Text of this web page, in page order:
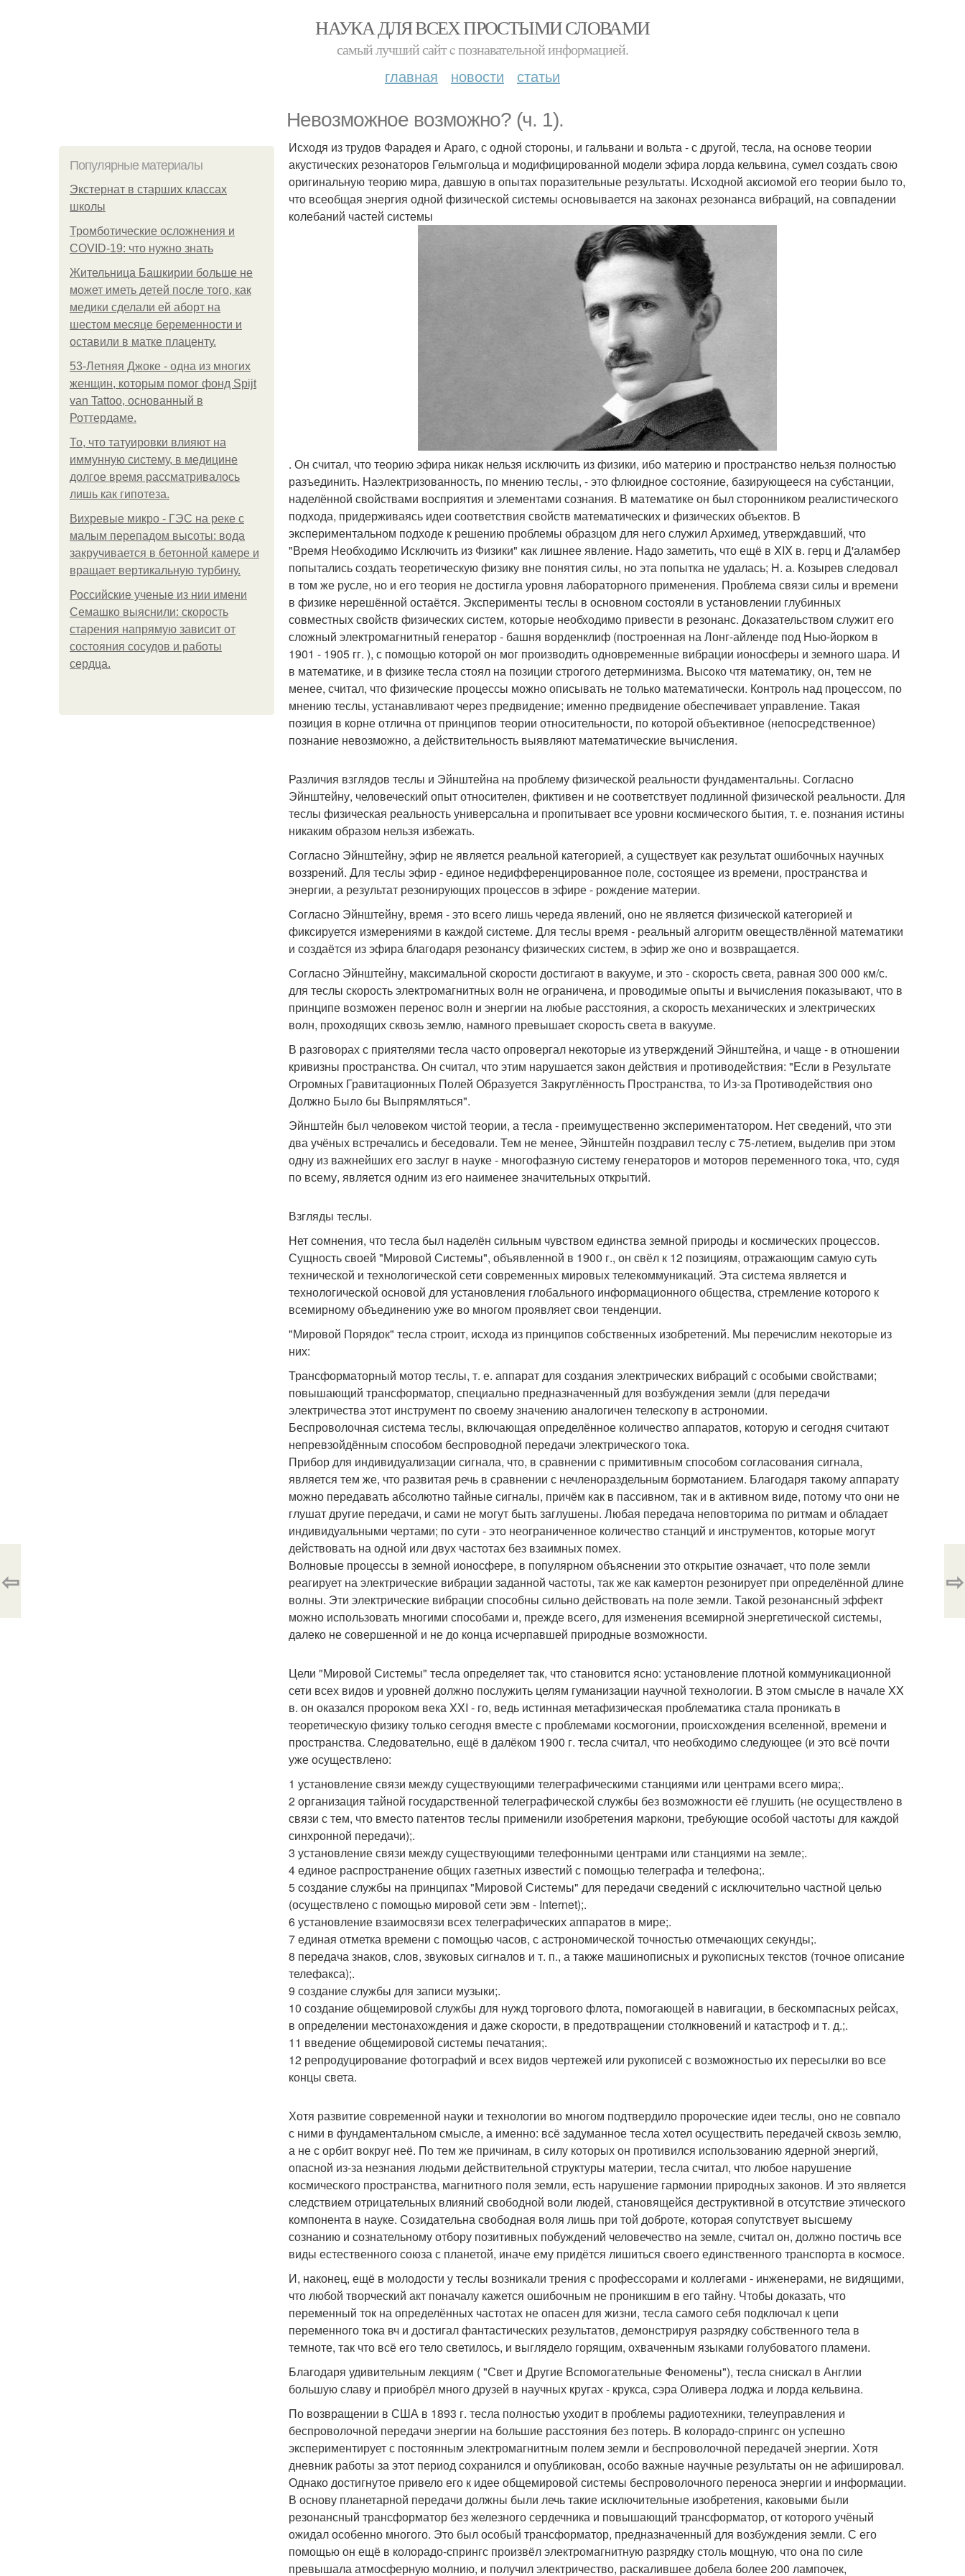
НАУКА ДЛЯ ВСЕХ ПРОСТЫМИ СЛОВАМИ
самый лучший сайт c познавательной информацией.
главная новости статьи
Невозможное возможно? (ч. 1).
Популярные материалы
Экстернат в старших классах
школы
Тромботические осложнения и
COVID-19: что нужно знать
Жительница Башкирии больше не
может иметь детей после того, как
медики сделали ей аборт на
шестом месяце беременности и
оставили в матке плаценту.
53-Летняя Джоке - одна из многих
женщин, которым помог фонд Spijt
van Tattoo, основанный в
Роттердаме.
То, что татуировки влияют на
иммунную систему, в медицине
долгое время рассматривалось
лишь как гипотеза.
Вихревые микро - ГЭС на реке с
малым перепадом высоты: вода
закручивается в бетонной камере и
вращает вертикальную турбину.
Российские ученые из нии имени
Семашко выяснили: скорость
старения напрямую зависит от
состояния сосудов и работы
сердца.
Исходя из трудов Фарадея и Араго, с одной стороны, и гальвани и вольта - с другой, тесла, на основе теории
акустических резонаторов Гельмгольца и модифицированной модели эфира лорда кельвина, сумел создать свою
оригинальную теорию мира, давшую в опытах поразительные результаты. Исходной аксиомой его теории было то,
что всеобщая энергия одной физической системы основывается на законах резонанса вибраций, на совпадении
колебаний частей системы
. Он считал, что теорию эфира никак нельзя исключить из физики, ибо материю и пространство нельзя полностью
разъединить. Наэлектризованность, по мнению теслы, - это флюидное состояние, базирующееся на субстанции,
наделённой свойствами восприятия и элементами сознания. В математике он был сторонником реалистического
подхода, придерживаясь идеи соответствия свойств математических и физических объектов. В
экспериментальном подходе к решению проблемы образцом для него служил Архимед, утверждавший, что
"Время Необходимо Исключить из Физики" как лишнее явление. Надо заметить, что ещё в XIX в. герц и Д'аламбер
попытались создать теоретическую физику вне понятия силы, но эта попытка не удалась; Н. а. Козырев следовал
в том же русле, но и его теория не достигла уровня лабораторного применения. Проблема связи силы и времени
в физике нерешённой остаётся. Эксперименты теслы в основном состояли в установлении глубинных
совместных свойств физических систем, которые необходимо привести в резонанс. Доказательством служит его
сложный электромагнитный генератор - башня ворденклиф (построенная на Лонг-айленде под Нью-йорком в
1901 - 1905 гг. ), с помощью которой он мог производить одновременные вибрации ионосферы и земного шара. И
в математике, и в физике тесла стоял на позиции строгого детерминизма. Высоко чтя математику, он, тем не
менее, считал, что физические процессы можно описывать не только математически. Контроль над процессом, по
мнению теслы, устанавливают через предвидение; именно предвидение обеспечивает управление. Такая
позиция в корне отлична от принципов теории относительности, по которой объективное (непосредственное)
познание невозможно, а действительность выявляют математические вычисления.
Различия взглядов теслы и Эйнштейна на проблему физической реальности фундаментальны. Согласно
Эйнштейну, человеческий опыт относителен, фиктивен и не соответствует подлинной физической реальности. Для
теслы физическая реальность универсальна и пропитывает все уровни космического бытия, т. е. познания истины
никаким образом нельзя избежать.
Согласно Эйнштейну, эфир не является реальной категорией, а существует как результат ошибочных научных
воззрений. Для теслы эфир - единое недифференцированное поле, состоящее из времени, пространства и
энергии, а результат резонирующих процессов в эфире - рождение материи.
Согласно Эйнштейну, время - это всего лишь череда явлений, оно не является физической категорией и
фиксируется измерениями в каждой системе. Для теслы время - реальный алгоритм овеществлённой математики
и создаётся из эфира благодаря резонансу физических систем, в эфир же оно и возвращается.
Согласно Эйнштейну, максимальной скорости достигают в вакууме, и это - скорость света, равная 300 000 км/с.
для теслы скорость электромагнитных волн не ограничена, и проводимые опыты и вычисления показывают, что в
принципе возможен перенос волн и энергии на любые расстояния, а скорость механических и электрических
волн, проходящих сквозь землю, намного превышает скорость света в вакууме.
В разговорах с приятелями тесла часто опровергал некоторые из утверждений Эйнштейна, и чаще - в отношении
кривизны пространства. Он считал, что этим нарушается закон действия и противодействия: "Если в Результате
Огромных Гравитационных Полей Образуется Закруглённость Пространства, то Из-за Противодействия оно
Должно Было бы Выпрямляться".
Эйнштейн был человеком чистой теории, а тесла - преимущественно экспериментатором. Нет сведений, что эти
два учёных встречались и беседовали. Тем не менее, Эйнштейн поздравил теслу с 75-летием, выделив при этом
одну из важнейших его заслуг в науке - многофазную систему генераторов и моторов переменного тока, что, судя
по всему, является одним из его наименее значительных открытий.
Взгляды теслы.
Нет сомнения, что тесла был наделён сильным чувством единства земной природы и космических процессов.
Сущность своей "Мировой Системы", объявленной в 1900 г., он свёл к 12 позициям, отражающим самую суть
технической и технологической сети современных мировых телекоммуникаций. Эта система является и
технологической основой для установления глобального информационного общества, стремление которого к
всемирному объединению уже во многом проявляет свои тенденции.
"Мировой Порядок" тесла строит, исхода из принципов собственных изобретений. Мы перечислим некоторые из
них:
Трансформаторный мотор теслы, т. е. аппарат для создания электрических вибраций с особыми свойствами;
повышающий трансформатор, специально предназначенный для возбуждения земли (для передачи
электричества этот инструмент по своему значению аналогичен телескопу в астрономии.
Беспроволочная система теслы, включающая определённое количество аппаратов, которую и сегодня считают
непревзойдённым способом беспроводной передачи электрического тока.
Прибор для индивидуализации сигнала, что, в сравнении с примитивным способом согласования сигнала,
является тем же, что развитая речь в сравнении с нечленораздельным бормотанием. Благодаря такому аппарату
можно передавать абсолютно тайные сигналы, причём как в пассивном, так и в активном виде, потому что они не
глушат другие передачи, и сами не могут быть заглушены. Любая передача неповторима по ритмам и обладает
индивидуальными чертами; по сути - это неограниченное количество станций и инструментов, которые могут
действовать на одной или двух частотах без взаимных помех.
Волновые процессы в земной ионосфере, в популярном объяснении это открытие означает, что поле земли
реагирует на электрические вибрации заданной частоты, так же как камертон резонирует при определённой длине
волны. Эти электрические вибрации способны сильно действовать на поле земли. Такой резонансный эффект
можно использовать многими способами и, прежде всего, для изменения всемирной энергетической системы,
далеко не совершенной и не до конца исчерпавшей природные возможности.
Цели "Мировой Системы" тесла определяет так, что становится ясно: установление плотной коммуникационной
сети всех видов и уровней должно послужить целям гуманизации научной технологии. В этом смысле в начале XX
в. он оказался пророком века XXI - го, ведь истинная метафизическая проблематика стала проникать в
теоретическую физику только сегодня вместе с проблемами космогонии, происхождения вселенной, времени и
пространства. Следовательно, ещё в далёком 1900 г. тесла считал, что необходимо следующее (и это всё почти
уже осуществлено:
1 установление связи между существующими телеграфическими станциями или центрами всего мира;.
2 организация тайной государственной телеграфической службы без возможности её глушить (не осуществлено в
связи с тем, что вместо патентов теслы применили изобретения маркони, требующие особой частоты для каждой
синхронной передачи);.
3 установление связи между существующими телефонными центрами или станциями на земле;.
4 единое распространение общих газетных известий с помощью телеграфа и телефона;.
5 создание службы на принципах "Мировой Системы" для передачи сведений с исключительно частной целью
(осуществлено с помощью мировой сети эвм - Internet);.
6 установление взаимосвязи всех телеграфических аппаратов в мире;.
7 единая отметка времени с помощью часов, с астрономической точностью отмечающих секунды;.
8 передача знаков, слов, звуковых сигналов и т. п., а также машинописных и рукописных текстов (точное описание
телефакса);.
9 создание службы для записи музыки;.
10 создание общемировой службы для нужд торгового флота, помогающей в навигации, в бескомпасных рейсах,
в определении местонахождения и даже скорости, в предотвращении столкновений и катастроф и т. д.;.
11 введение общемировой системы печатания;.
12 репродуцирование фотографий и всех видов чертежей или рукописей с возможностью их пересылки во все
концы света.
Хотя развитие современной науки и технологии во многом подтвердило пророческие идеи теслы, оно не совпало
с ними в фундаментальном смысле, а именно: всё задуманное тесла хотел осуществить передачей сквозь землю,
а не с орбит вокруг неё. По тем же причинам, в силу которых он противился использованию ядерной энергий,
опасной из-за незнания людьми действительной структуры материи, тесла считал, что любое нарушение
космического пространства, магнитного поля земли, есть нарушение гармонии природных законов. И это является
следствием отрицательных влияний свободной воли людей, становящейся деструктивной в отсутствие этического
компонента в науке. Созидательна свободная воля лишь при той доброте, которая сопутствует высшему
сознанию и сознательному отбору позитивных побуждений человечество на земле, считал он, должно постичь все
виды естественного союза с планетой, иначе ему придётся лишиться своего единственного транспорта в космосе.
И, наконец, ещё в молодости у теслы возникали трения с профессорами и коллегами - инженерами, не видящими,
что любой творческий акт поначалу кажется ошибочным не проникшим в его тайну. Чтобы доказать, что
переменный ток на определённых частотах не опасен для жизни, тесла самого себя подключал к цепи
переменного тока вч и достигал фантастических результатов, демонстрируя разрядку собственного тела в
темноте, так что всё его тело светилось, и выглядело горящим, охваченным языками голубоватого пламени.
Благодаря удивительным лекциям ( "Свет и Другие Вспомогательные Феномены"), тесла снискал в Англии
большую славу и приобрёл много друзей в научных кругах - крукса, сэра Оливера лоджа и лорда кельвина.
По возвращении в США в 1893 г. тесла полностью уходит в проблемы радиотехники, телеуправления и
беспроволочной передачи энергии на большие расстояния без потерь. В колорадо-спрингс он успешно
экспериментирует с постоянным электромагнитным полем земли и беспроволочной передачей энергии. Хотя
дневник работы за этот период сохранился и опубликован, особо важные научные результаты он не афишировал.
Однако достигнутое привело его к идее общемировой системы беспроволочного переноса энергии и информации.
В основу планетарной передачи должны были лечь такие исключительные изобретения, каковыми были
резонансный трансформатор без железного сердечника и повышающий трансформатор, от которого учёный
ожидал особенно многого. Это был особый трансформатор, предназначенный для возбуждения земли. С его
помощью он ещё в колорадо-спрингс произвёл электромагнитную разрядку столь мощную, что она по силе
превышала атмосферную молнию, и получил электричество, раскалившее добела более 200 лампочек,
⇦ ⇨